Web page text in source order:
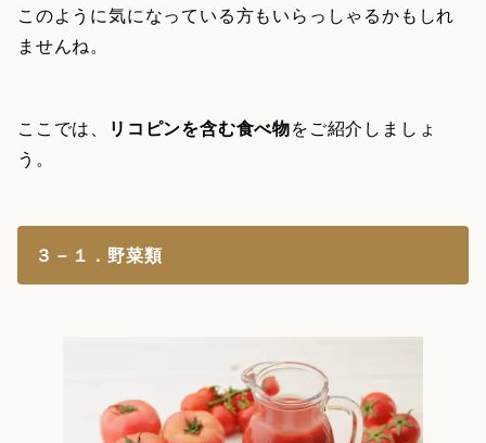
このように気になっている方もいらっしゃるかもしれ
ませんね。
ここでは、 リコピンを含む食べ物をご紹介しましょ
う。
３－１．野菜類